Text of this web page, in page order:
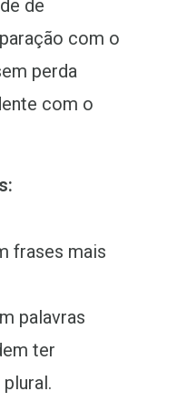
de
com o
perda
com o
frases mais
palavras
ter